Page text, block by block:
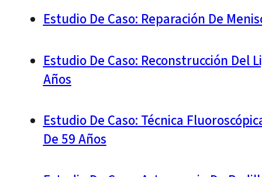
Estudio De Caso: Reparación De
Estudio De Caso: Reconstrucción
Años
Estudio De Caso: Técnica
De 59 Años